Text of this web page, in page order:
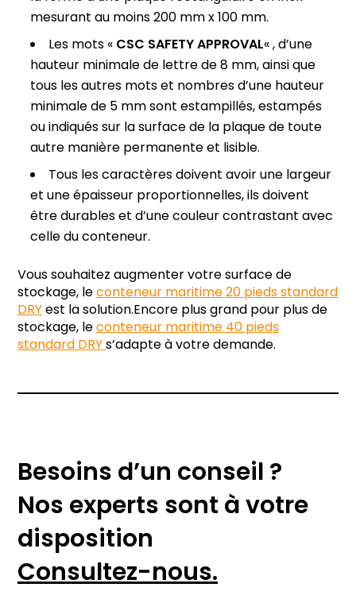
mesurant au moins 200 mm x 100 mm.
Les mots «CSC SAFETY APPROVAL« , d’une
hauteur minimale de lettre de 8 mm, ainsi que
tous les autres mots et nombres d’une hauteur
minimale de 5 mm sont estampillés, estampés
ou indiqués sur la surface de la plaque de toute
autre manière permanente et lisible.
Tous les caractères doivent avoir une largeur
et une épaisseur proportionnelles, ils doivent
être durables et d’une couleur contrastant avec
celle du conteneur.
Vous souhaitez augmenter votre surface de
stockage, leconteneur maritime 20 pieds standard
DRYest la solution.Encore plus grand pour plus de
stockage, leconteneur maritime 40 pieds
standard DRYs’adapte à votre demande.
Besoins d’un conseil ?
Nos experts sont à votre
disposition
Consultez-nous.